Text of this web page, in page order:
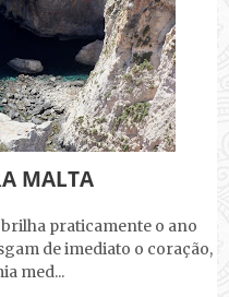
MALTA
praticamente o ano
de imediato o coração,
med...